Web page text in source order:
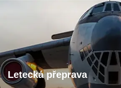
Letecká přeprava